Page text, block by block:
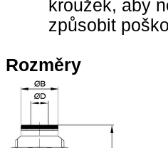
kroužek, aby
způsobit
Rozměry